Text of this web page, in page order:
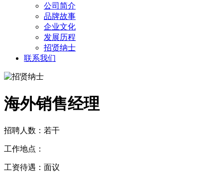
公司简介
品牌故事
企业文化
发展历程
招贤纳士
联系我们
海外销售经理
招聘人数：若干
工作地点：
工资待遇：面议